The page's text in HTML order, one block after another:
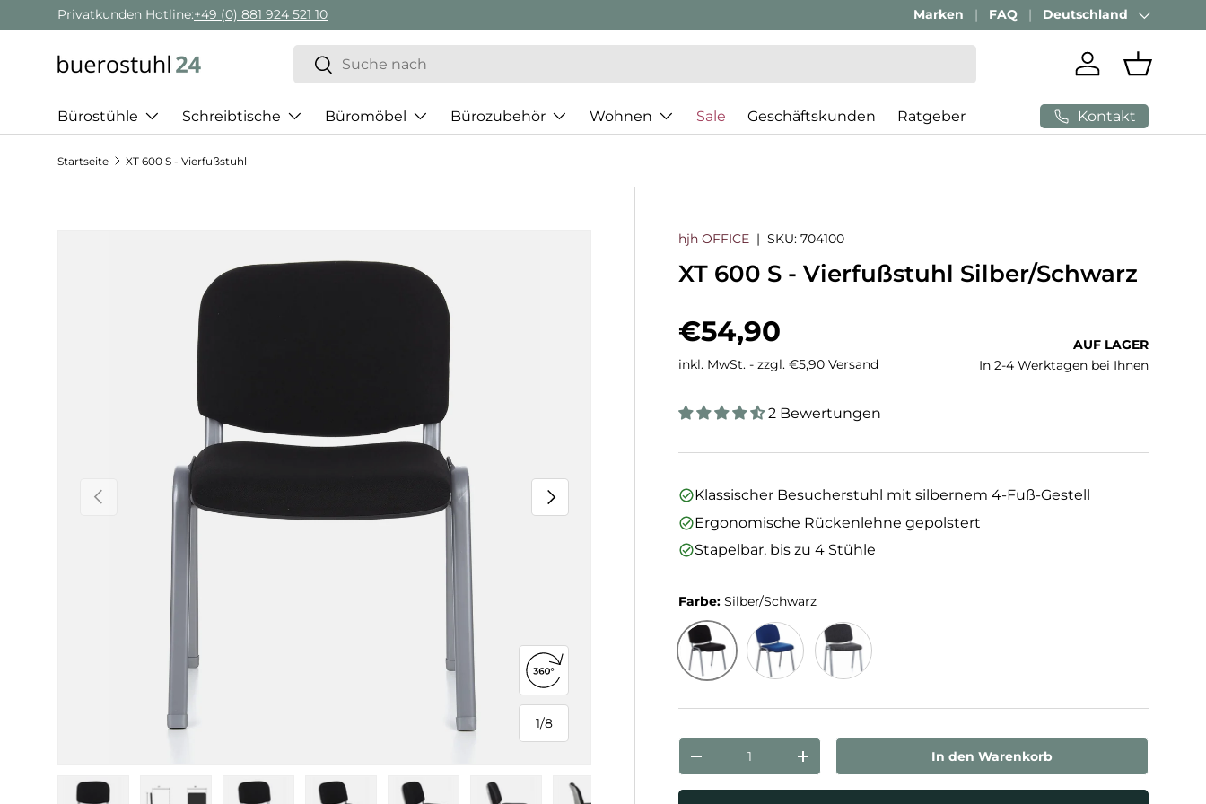
Direkt zum Inhalt
Privatkunden Hotline:+49 (0) 881 924 521 10 Geschäftskunden Beratung:+ 49 (0) 881 924 521
Marken FAQ Land/Region
Deutschland
Suchen
Suchen
Einloggen
Bürostühle Schreibtische Büromöbel Bürozubehör Wohnen Sale Geschäftskunden Ratgeber Kontakt
Startseite XT 600 S - Vierfußstuhl
Zu Produktinformationen springen
Vorherige
1/
von
8
Nächste
360°-Ansicht öffnen
hjh OFFICE |SKU: 704100
XT 600 S - Vierfußstuhl Silber/Schwarz
Normaler Preis
€54,90
inkl. MwSt. - zzgl. €5,90 Versand
AUF LAGER
In 2-4 Werktagen bei Ihnen
2 Bewertungen
Klassischer Besucherstuhl mit silbernem 4-Fuß-Gestell
Ergonomische Rückenlehne gepolstert
Stapelbar, bis zu 4 Stühle
Farbe:Silber/Schwarz
Silber/Schwarz
Anzahl
Menge verringernMenge erhöhen In den Warenkorb